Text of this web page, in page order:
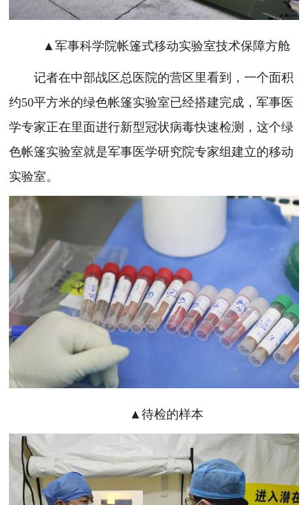
▲军事科学院帐篷式移动实验室技术保障方舱
记者在中部战区总医院的营区里看到，一个面积
约50平方米的绿色帐篷实验室已经搭建完成，军事医
学专家正在里面进行新型冠状病毒快速检测，这个绿
色帐篷实验室就是军事医学研究院专家组建立的移动
实验室。
▲待检的样本